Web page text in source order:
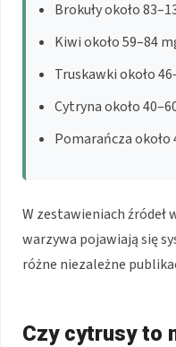
Brokuły około
Kiwi około 59–84
Truskawki około
Cytryna około
Pomarańcza około
W zestawieniach źródeł
warzywa pojawiają się
różne niezależne
Czy cytrusy to